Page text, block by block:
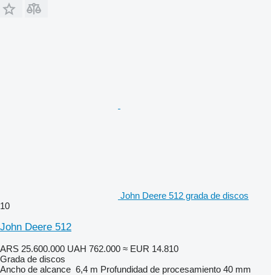
John Deere 512 grada de discos
10
John Deere 512
ARS 25.600.000 UAH 762.000 ≈ EUR 14.810
Grada de discos
Ancho de alcance 6,4 m Profundidad de procesamiento 40 mm